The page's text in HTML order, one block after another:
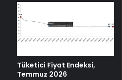
Tüketici Fiyat Endeksi,
Temmuz 2026